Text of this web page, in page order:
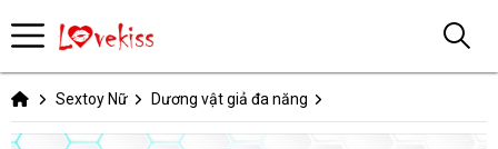
Sextoy Nữ Dương vật giả đa năng